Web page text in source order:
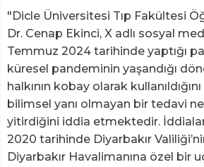
"Dicle Üniversitesi Tıp Fakültesi
Dr. Cenap Ekinci, X adlı sosyal
Temmuz 2024 tarihinde yaptığı
küresel pandeminin yaşandığı
halkının kobay olarak
bilimsel yanı olmayan bir tedavi
yitirdiğini iddia etmektedir.
2020 tarihinde Diyarbakır
Diyarbakır Havalimanına özel bir